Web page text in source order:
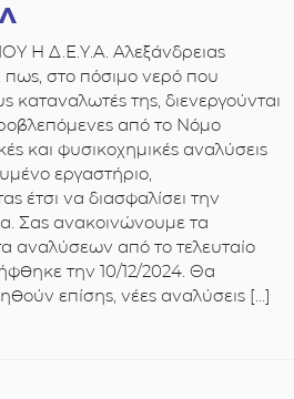
Η Δ.Ε.Υ.Α. Αλεξάνδρειας
πως, στο πόσιμο νερό που
καταναλωτές της, διενεργούνται
από το Νόμο
και φυσικοχημικές αναλύσεις
εργαστήριο,
έτσι να διασφαλίσει την
Σας ανακοινώνουμε τα
αναλύσεων από το τελευταίο
την 10/12/2024. Θα
επίσης, νέες αναλύσεις […]